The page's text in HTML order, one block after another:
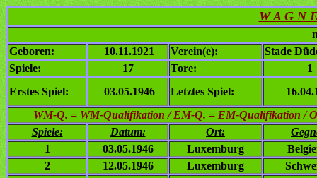
W A G N
Geboren:
10.11.1921 Verein(e):
Stade
Spiele:
17 Tore:
1
Erstes Spiel:
03.05.1946 Letztes Spiel:
WM-Q. = WM-Qualifikation / EM-Q. = EM-Qualifikation /
Spiele:
Datum: Ort:
1
03.05.1946 Luxemburg
2
12.05.1946 Luxemburg